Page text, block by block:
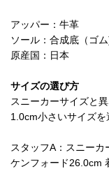
アッパー：牛革
ソール：合成底（ゴ
原産国：日本
サイズの選び方
スニーカーサイズと
1.0cm小さいサイズを
スタッフA：スニー
ケンフォード26.0cm